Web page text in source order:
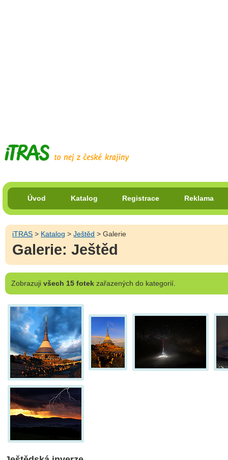
Úvod Katalog Registrace Reklama
iTRAS > Katalog >Ještěd > Galerie
Galerie: Ještěd
Zobrazuji všech 15 fotekzařazených do kategorií.